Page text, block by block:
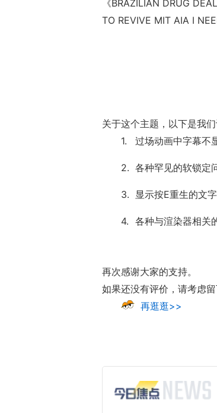
《BRAZILIAN DRUG
TO REVIVE MIT AIA I
关于这个主题，以下是我
过场动画中字幕不
各种罕见的软锁定
显示按E重生的文
各种与渲染器相关
再次感谢大家的支持。
如果还没有评价，请考虑留
再逛逛>>